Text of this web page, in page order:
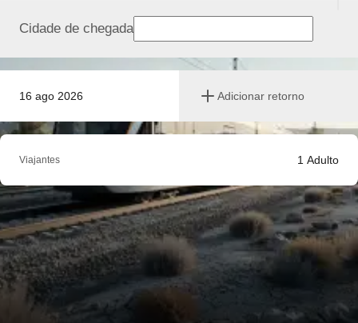
16 ago 2026 Adicionar retorno
Cidade de chegada
Viajantes 1 Adulto